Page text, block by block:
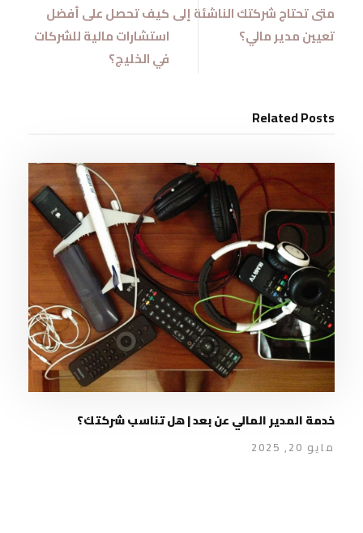
كيف تحصل على أفضل
استشارات مالية للشركات
في الخليج؟
متى تحتاج شركتك الناشئة إلى
تعيين مدير مالي؟
Related Posts
خدمة المدير المالي عن بعد | هل تناسب شركتك؟
مايو 20, 2025